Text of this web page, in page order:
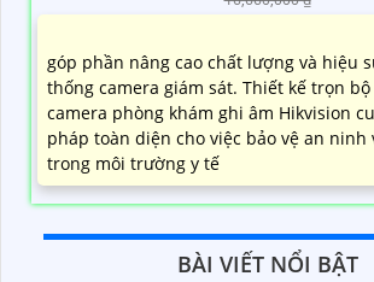
góp phần nâng cao chất lượng và hiệu
thống camera giám sát. Thiết kế trọn
camera phòng khám ghi âm Hikvision
pháp toàn diện cho việc bảo vệ an ninh
trong môi trường y tế
BÀI VIẾT NỔI BẬT